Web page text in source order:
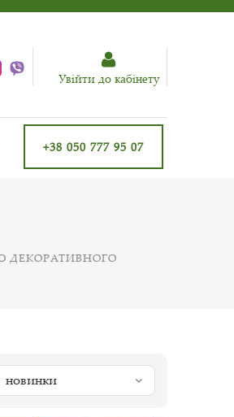
Увiйти до кабiнету
+38 050 777 95 07
ДЕКОРАТИВНОГО
новинки